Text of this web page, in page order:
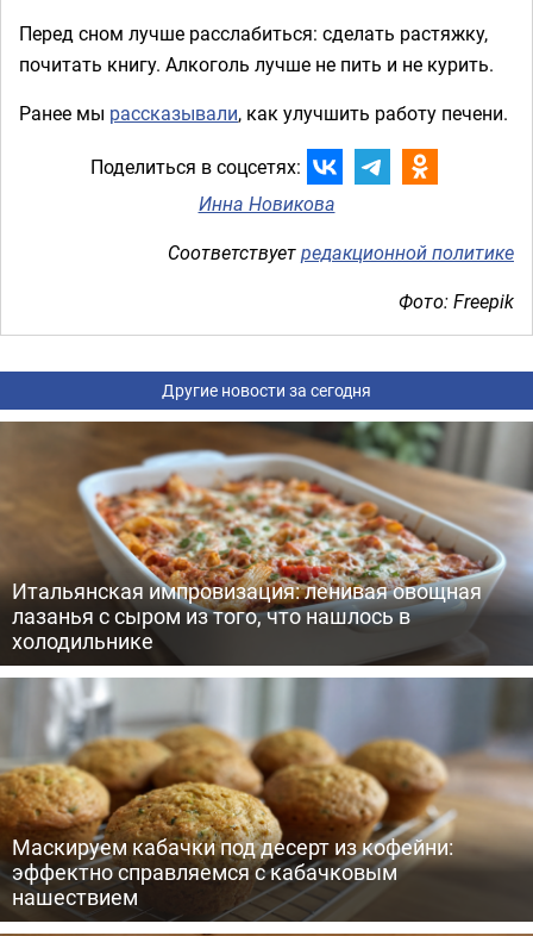
Перед сном лучше расслабиться: сделать растяжку,
почитать книгу. Алкоголь лучше не пить и не курить.
Ранее мы рассказывали, как улучшить работу печени.
Поделиться в соцсетях:
Инна Новикова
Соответствуетредакционной политике
Фото: Freepik
Другие новости за сегодня
Итальянская импровизация: ленивая овощная
лазанья с сыром из того, что нашлось в
холодильнике
Маскируем кабачки под десерт из кофейни:
эффектно справляемся с кабачковым
нашествием